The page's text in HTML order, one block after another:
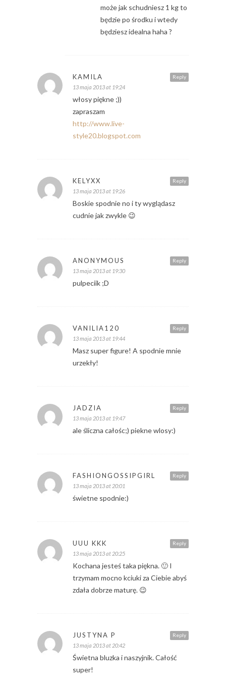
może jak schudniesz 1 kg to
będzie po środku i wtedy
będziesz idealna haha ?
Reply
KAMILA
13 maja 2013 at 19:24
włosy piękne ;))
zapraszam
http://www.live-
style20.blogspot.com
Reply
KELYXX
13 maja 2013 at 19:26
Boskie spodnie no i ty wyglądasz
cudnie jak zwykle 😉
Reply
ANONYMOUS
13 maja 2013 at 19:30
pulpeciik ;D
Reply
VANILIA120
13 maja 2013 at 19:44
Masz super figure! A spodnie mnie
urzekły!
Reply
JADZIA
13 maja 2013 at 19:47
ale śliczna całośc;) piekne wlosy:)
Reply
FASHIONGOSSIPGIRL
13 maja 2013 at 20:01
świetne spodnie:)
Reply
UUU KKK
13 maja 2013 at 20:25
Kochana jesteś taka piękna. 🙂 I
trzymam mocno kciuki za Ciebie abyś
zdała dobrze maturę. 😉
Reply
JUSTYNA P
13 maja 2013 at 20:42
Świetna bluzka i naszyjnik. Całość
super!